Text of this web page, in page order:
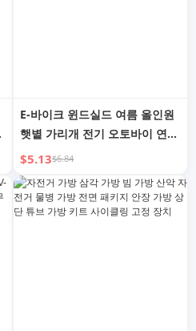
E-바이크 윈드실드 여름 올인원
햇볕 가리개 전기 오토바이 연중
중성 방수 방풍 얇은
$5.13$6.84